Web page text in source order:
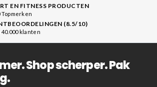
EN FITNESS PRODUCTEN
(8.5/10)
klanten
Shop scherper. Pak